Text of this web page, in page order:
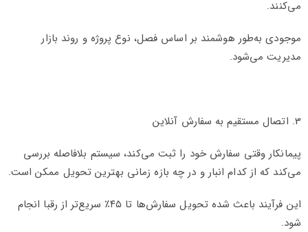
می‌کنند.
موجودی به‌طور هوشمند بر اساس فصل، نوع پروژه و روند بازار
مدیریت می‌شود.
3. اتصال مستقیم به سفارش آنلاین
پیمانکار وقتی سفارش خود را ثبت می‌کند، سیستم بلافاصله بررسی
می‌کند که از کدام انبار و در چه بازه زمانی بهترین تحویل ممکن است.
این فرآیند باعث شده تحویل سفارش‌ها تا ۴۵٪ سریع‌تر از رقبا انجام
شود.